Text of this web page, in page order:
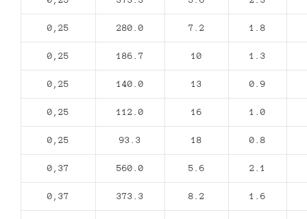
0,25 280.0 7.2 1.8
0,25 186.7 10 1.3
0,25 140.0 13 0.9
0,25 112.0 16 1.0
0,25 93.3 18 0.8
0,37 560.0 5.6 2.1
0,37 373.3 8.2 1.6